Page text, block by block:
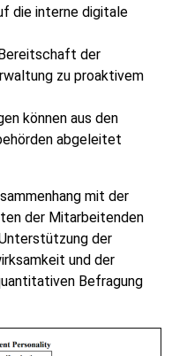
die interne digitale
der
zu proaktivem
können aus den
abgeleitet
mit der
der Mitarbeitenden
der
und der
Befragung